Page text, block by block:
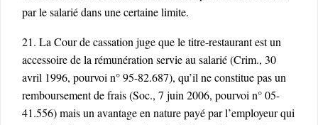
par le salarié dans une certaine limite.
21. La Cour de cassation juge que le titre-restaurant est un
accessoire de la rémunération servie au salarié (Crim., 30
avril 1996, pourvoi n° 95-82.687), qu’il ne constitue pas un
remboursement de frais (Soc., 7 juin 2006, pourvoi n° 05-
41.556) mais un avantage en nature payé par l’employeur qui